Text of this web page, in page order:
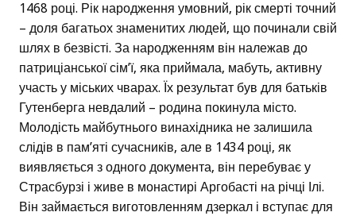
1468 році. Рік народження умовний, рік смерті точний
– доля багатьох знаменитих людей, що починали свій
шлях в безвісті. За народженням він належав до
патриціанської сім’ї, яка приймала, мабуть, активну
участь у міських чварах. Їх результат був для батьків
Гутенберга невдалий – родина покинула місто.
Молодість майбутнього винахідника не залишила
слідів в пам’яті сучасників, але в 1434 році, як
виявляється з одного документа, він перебуває у
Страсбурзі і живе в монастирі Аргобасті на річці Ілі.
Він займається виготовленням дзеркал і вступає для